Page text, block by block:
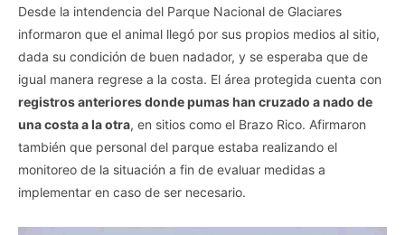
Desde la intendencia del Parque Nacional de Glaciares
informaron que el animal llegó por sus propios medios al sitio,
dada su condición de buen nadador, y se esperaba que de
igual manera regrese a la costa. El área protegida cuenta con
registros anteriores donde pumas han cruzado a nado de
una costa a la otra, en sitios como el Brazo Rico. Afirmaron
también que personal del parque estaba realizando el
monitoreo de la situación a fin de evaluar medidas a
implementar en caso de ser necesario.